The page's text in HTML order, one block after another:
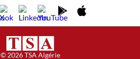
© 2026 TSA Algérie